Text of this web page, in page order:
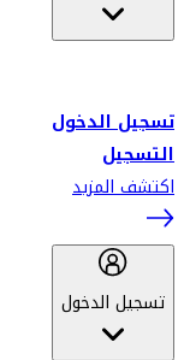
تسجيل الدخول
التسجيل
اكتشف المزيد
تسجيل الدخول